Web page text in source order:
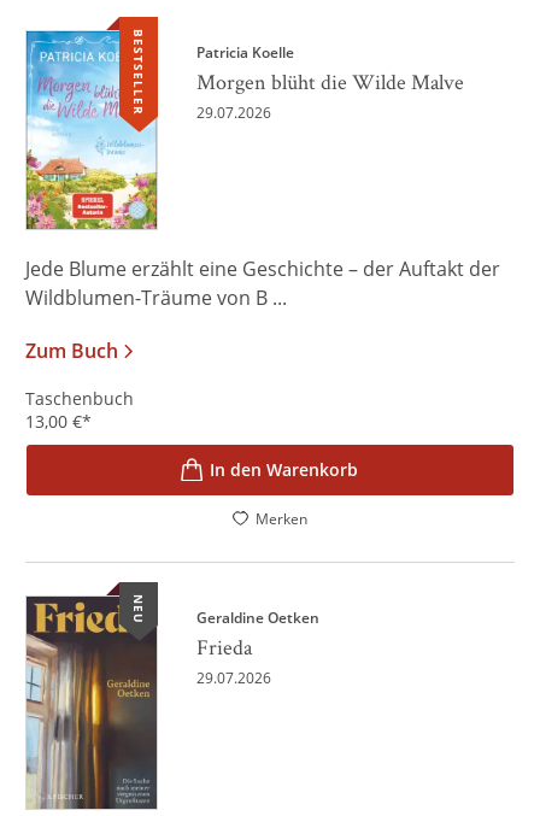
BESTSELLER Patricia Koelle
Morgen blüht die Wilde Malve
29.07.2026
Jede Blume erzählt eine Geschichte – der Auftakt der
Wildblumen-Träume von B ...
Zum Buch
Taschenbuch
13,00 €*
In den Warenkorb
Merken
NEU Geraldine Oetken
Frieda
29.07.2026